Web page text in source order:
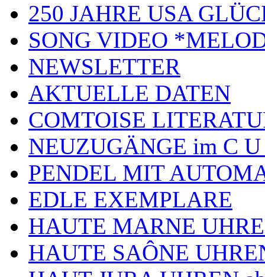
250 JAHRE USA
SONG VIDEO
NEWSLETTER
AKTUELLE DATEN
COMTOISE
NEUZUGÄNGE im C
PENDEL MIT
EDLE EXEMPLARE
HAUTE MARNE
HAUTE SAÔNE